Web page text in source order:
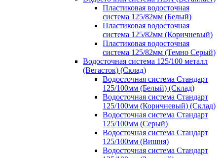
Пластиковая водосточная
система 125/82мм (Белый)
Пластиковая водосточная
система 125/82мм (Коричневый)
Пластиковая водосточная
система 125/82мм (Темно Серый)
Водосточная система 125/100 металл
(Вегасток) (Склад)
Водосточная система Стандарт
125/100мм (Белый) (Склад)
Водосточная система Стандарт
125/100мм (Коричневый) (Склад)
Водосточная система Стандарт
125/100мм (Серый)
Водосточная система Стандарт
125/100мм (Вишня)
Водосточная система Стандарт